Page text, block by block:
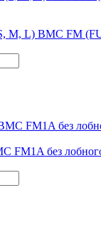
M, L) BMC FM
FM1A без